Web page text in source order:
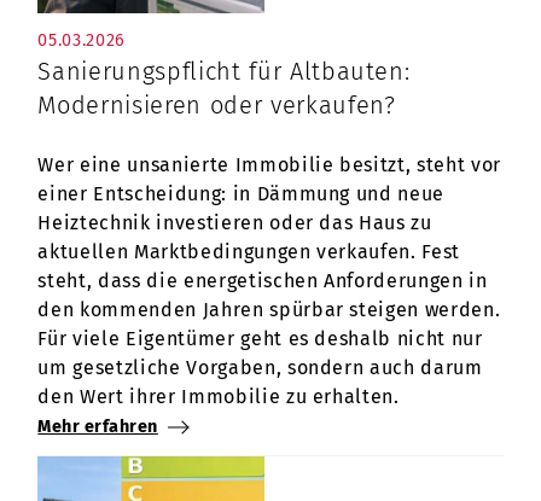
05.03.2026
Sanierungspflicht für Altbauten:
Modernisieren oder verkaufen?
Wer eine unsanierte Immobilie besitzt, steht vor
einer Entscheidung: in Dämmung und neue
Heiztechnik investieren oder das Haus zu
aktuellen Marktbedingungen verkaufen. Fest
steht, dass die energetischen Anforderungen in
den kommenden Jahren spürbar steigen werden.
Für viele Eigentümer geht es deshalb nicht nur
um gesetzliche Vorgaben, sondern auch darum
den Wert ihrer Immobilie zu erhalten.
Mehr erfahren